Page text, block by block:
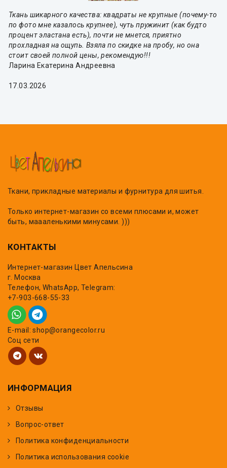
Ткань шикарного качества: квадраты не крупные (почему-то
по фото мне казалось крупнее), чуть пружинит (как будто
процент эластана есть), почти не мнется, приятно
прохладная на ощупь. Взяла по скидке на пробу, но она
стоит своей полной цены, рекомендую!!!
Ларина Екатерина Андреевна
17.03.2026
Ткани, прикладные материалы и фурнитура для шитья.
Только интернет-магазин со всеми плюсами и, может
быть, маааленькими минусами. )))
КОНТАКТЫ
Интернет-магазин Цвет Апельсина
г. Москва
Телефон, WhatsApp, Telegram:
+7-903-668-55-33
E-mail: shop@orangecolor.ru
Соц сети
ИНФОРМАЦИЯ
Отзывы
Вопрос-ответ
Политика конфиденциальности
Политика использования cookie